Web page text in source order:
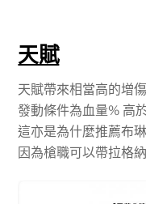
天賦
天賦帶來相當高的增
發動條件為血量% 高
這亦是為什麼推薦布
因為槍職可以帶拉格